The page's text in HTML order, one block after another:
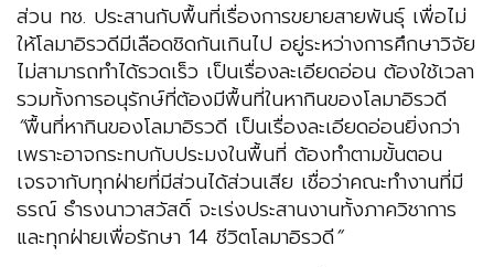
ส่วน ทช. ประสานกับพื้นที่เรื่องการขยายสายพันธ์ุ เพื่อไม่
ให้โลมาอิรวดีมีเลือดชิดกันเกินไป อยู่ระหว่างการศึกษาวิจัย
ไม่สามารถทำได้รวดเร็ว เป็นเรื่องละเอียดอ่อน ต้องใช้เวลา
รวมทั้งการอนุรักษ์ที่ต้องมีพื้นที่ในหากินของโลมาอิรวดี
“พื้นที่หากินของโลมาอิรวดี เป็นเรื่องละเอียดอ่อนยิ่งกว่า
เพราะอาจกระทบกับประมงในพื้นที่ ต้องทำตามขั้นตอน
เจรจากับทุกฝ่ายที่มีส่วนได้ส่วนเสีย เชื่อว่าคณะทำงานที่มี
ธรณ์ ธำรงนาวาสวัสดิ์ จะเร่งประสานงานทั้งภาควิชาการ
และทุกฝ่ายเพื่อรักษา 14 ชีวิตโลมาอิรวดี”